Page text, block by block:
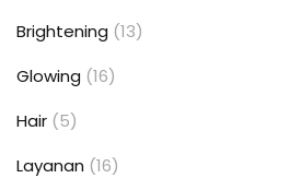
Brightening (13)
Glowing (16)
Hair (5)
Layanan (16)